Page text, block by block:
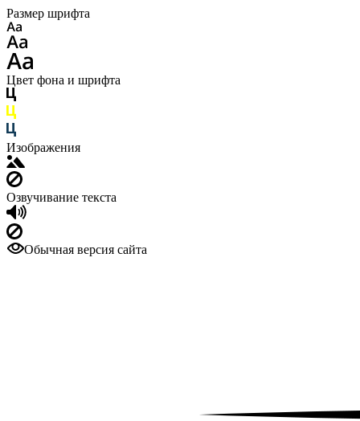
Размер шрифта
Цвет фона и шрифта
Изображения
Озвучивание текста
Обычная версия сайта